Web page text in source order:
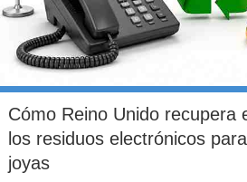
Cómo Reino Unido recupera
los residuos electrónicos
joyas